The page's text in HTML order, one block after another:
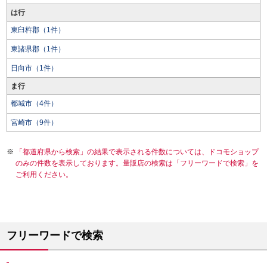
は行
東臼杵郡（1件）
東諸県郡（1件）
日向市（1件）
ま行
都城市（4件）
宮崎市（9件）
「都道府県から検索」の結果で表示される件数については、ドコモショップ
のみの件数を表示しております。量販店の検索は「フリーワードで検索」を
ご利用ください。
フリーワードで検索